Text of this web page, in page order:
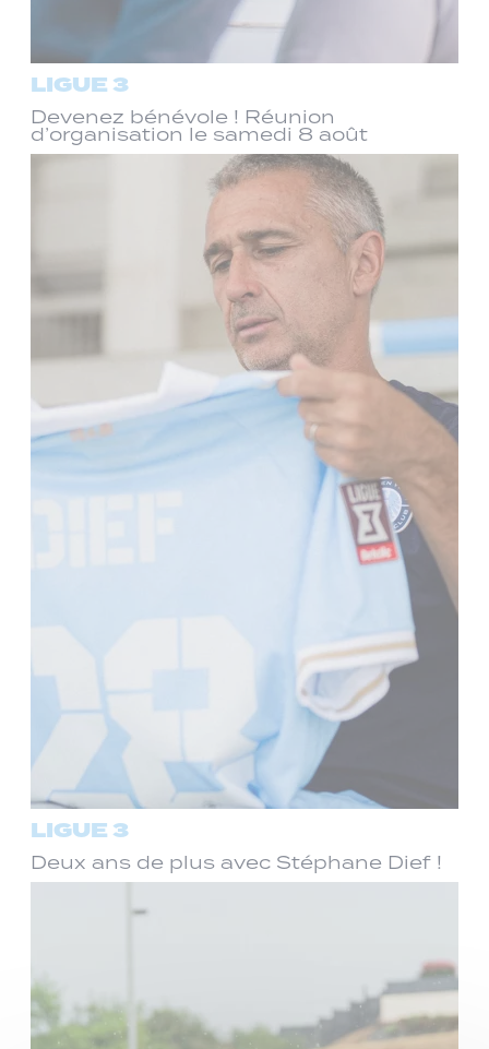
LIGUE 3
Devenez bénévole ! Réunion
d’organisation le samedi 8 août
LIGUE 3
Deux ans de plus avec Stéphane Dief !